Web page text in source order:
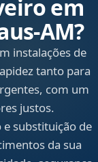
em
instalações de
tanto para
com um
justos.
substituição de
da sua